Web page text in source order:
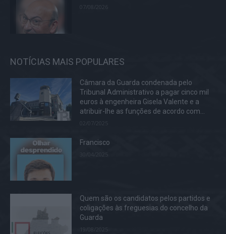
07/08/2026
NOTÍCIAS MAIS POPULARES
Câmara da Guarda condenada pelo
Tribunal Administrativo a pagar cinco mil
euros à engenheira Gisela Valente e a
atribuir-lhe as funções de acordo com...
02/07/2025
Francisco
Quem são os candidatos pelos partidos e
coligações às freguesias do concelho da
Guarda
19/08/2025